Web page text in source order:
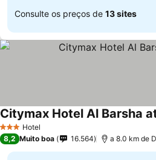
Consulte os preços de 13 sites
3 EstrelasHotel
Citymax Hotel Al Barsha
8,2 Muito boa 16.564 a 8.0 km de